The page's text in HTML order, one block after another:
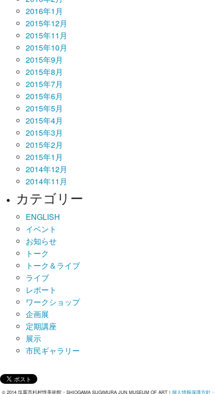
2016年1月
2015年12月
2015年11月
2015年10月
2015年9月
2015年8月
2015年7月
2015年6月
2015年5月
2015年4月
2015年3月
2015年2月
2015年1月
2014年12月
2014年11月
カテゴリー
ENGLISH
イベント
お知らせ
トーク
トーク＆ライブ
ライブ
レポート
ワークショップ
企画展
定期講座
展示
市民ギャラリー
© 2014 塩竈市杉村惇美術館・SHIOGAMA SUGIMURA JUN MUSEUM OF ART | 個人情報保護方針・